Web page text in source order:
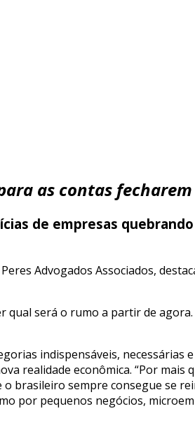
as contas
de empresas
Advogados Associados,
qual será o rumo a partir de
indispensáveis, necessárias
realidade econômica. “Por mais
brasileiro sempre consegue se
por pequenos negócios,